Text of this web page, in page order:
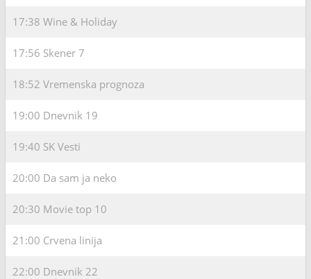
17:38 Wine & Holiday
17:56 Skener 7
18:52 Vremenska prognoza
19:00 Dnevnik 19
19:40 SK Vesti
20:00 Da sam ja neko
20:30 Movie top 10
21:00 Crvena linija
22:00 Dnevnik 22